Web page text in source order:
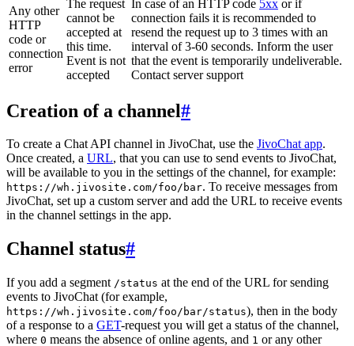
Any other
HTTP
code or
connection
error
The request
cannot be
accepted at
this time.
Event is not
accepted
In case of an HTTP code 5xx or if
connection fails it is recommended to
resend the request up to 3 times with an
interval of 3-60 seconds. Inform the user
that the event is temporarily undeliverable.
Contact server support
Creation of a channel#
To create a Chat API channel in JivoChat, use the JivoChat app.
Once created, a URL, that you can use to send events to JivoChat,
will be available to you in the settings of the channel, for example:
https://wh.jivosite.com/foo/bar. To receive messages from
JivoChat, set up a custom server and add the URL to receive events
in the channel settings in the app.
Channel status#
If you add a segment /status at the end of the URL for sending
events to JivoChat (for example,
https://wh.jivosite.com/foo/bar/status), then in the body
of a response to a GET-request you will get a status of the channel,
where 0 means the absence of online agents, and 1 or any other